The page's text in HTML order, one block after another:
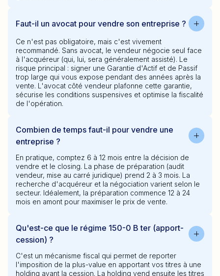
Faut-il un avocat pour vendre son entreprise ?
Ce n'est pas obligatoire, mais c'est vivement
recommandé. Sans avocat, le vendeur négocie seul face
à l'acquéreur (qui, lui, sera généralement assisté). Le
risque principal : signer une Garantie d'Actif et de Passif
trop large qui vous expose pendant des années après la
vente. L'avocat côté vendeur plafonne cette garantie,
sécurise les conditions suspensives et optimise la fiscalité
de l'opération.
Combien de temps faut-il pour vendre une
entreprise ?
En pratique, comptez 6 à 12 mois entre la décision de
vendre et le closing. La phase de préparation (audit
vendeur, mise au carré juridique) prend 2 à 3 mois. La
recherche d'acquéreur et la négociation varient selon le
secteur. Idéalement, la préparation commence 12 à 24
mois en amont pour maximiser le prix de vente.
Qu'est-ce que le régime 150-0 B ter (apport-
cession) ?
C'est un mécanisme fiscal qui permet de reporter
l'imposition de la plus-value en apportant vos titres à une
holding avant la cession. La holding vend ensuite les titres